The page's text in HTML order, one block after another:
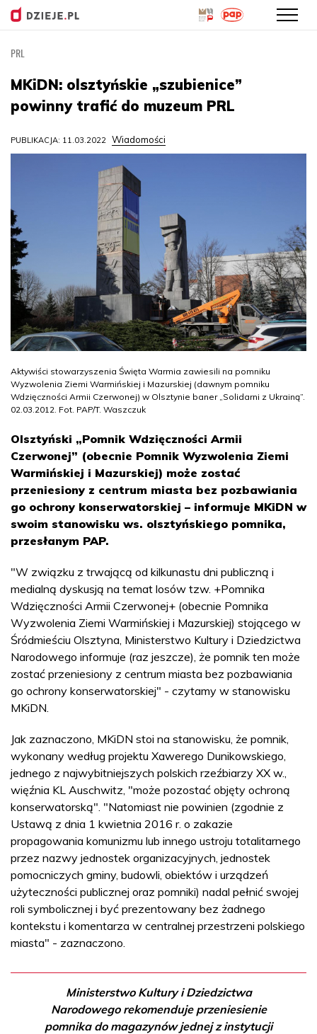
treści
PRL
MKiDN: olsztyńskie „szubienice”
powinny trafić do muzeum PRL
PUBLIKACJA: 11.03.2022 Wiadomości
Aktywiści stowarzyszenia Święta Warmia zawiesili na pomniku
Wyzwolenia Ziemi Warmińskiej i Mazurskiej (dawnym pomniku
Wdzięczności Armii Czerwonej) w Olsztynie baner „Solidarni z Ukrainą”.
02.03.2012. Fot. PAP/T. Waszczuk
Olsztyński „Pomnik Wdzięczności Armii
Czerwonej” (obecnie Pomnik Wyzwolenia Ziemi
Warmińskiej i Mazurskiej) może zostać
przeniesiony z centrum miasta bez pozbawiania
go ochrony konserwatorskiej – informuje MKiDN w
swoim stanowisku ws. olsztyńskiego pomnika,
przesłanym PAP.
"W związku z trwającą od kilkunastu dni publiczną i
medialną dyskusją na temat losów tzw. +Pomnika
Wdzięczności Armii Czerwonej+ (obecnie Pomnika
Wyzwolenia Ziemi Warmińskiej i Mazurskiej) stojącego w
Śródmieściu Olsztyna, Ministerstwo Kultury i Dziedzictwa
Narodowego informuje (raz jeszcze), że pomnik ten może
zostać przeniesiony z centrum miasta bez pozbawiania
go ochrony konserwatorskiej" - czytamy w stanowisku
MKiDN.
Jak zaznaczono, MKiDN stoi na stanowisku, że pomnik,
wykonany według projektu Xawerego Dunikowskiego,
jednego z najwybitniejszych polskich rzeźbiarzy XX w.,
więźnia KL Auschwitz, "może pozostać objęty ochroną
konserwatorską". "Natomiast nie powinien (zgodnie z
Ustawą z dnia 1 kwietnia 2016 r. o zakazie
propagowania komunizmu lub innego ustroju totalitarnego
przez nazwy jednostek organizacyjnych, jednostek
pomocniczych gminy, budowli, obiektów i urządzeń
użyteczności publicznej oraz pomniki) nadal pełnić swojej
roli symbolicznej i być prezentowany bez żadnego
kontekstu i komentarza w centralnej przestrzeni polskiego
miasta" - zaznaczono.
Ministerstwo Kultury i Dziedzictwa
Narodowego rekomenduje przeniesienie
pomnika do magazynów jednej z instytucji